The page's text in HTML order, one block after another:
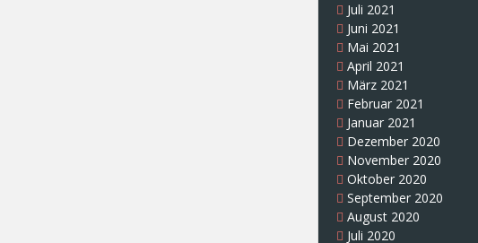
Juli 2021
Juni 2021
Mai 2021
April 2021
März 2021
Februar 2021
Januar 2021
Dezember 2020
November 2020
Oktober 2020
September 2020
August 2020
Juli 2020